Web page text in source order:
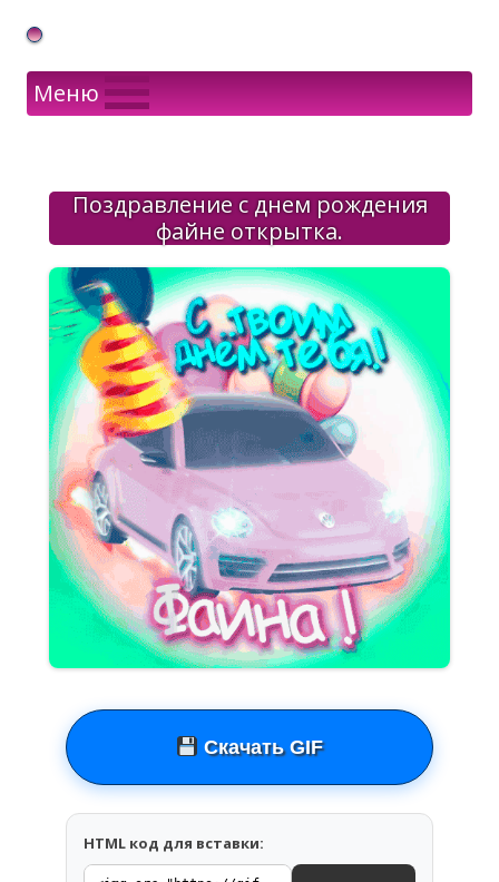
Gif Открытки в подарок
Меню
Поздравление с днем рождения
файне открытка.
Скачать GIF
HTML код для вставки: